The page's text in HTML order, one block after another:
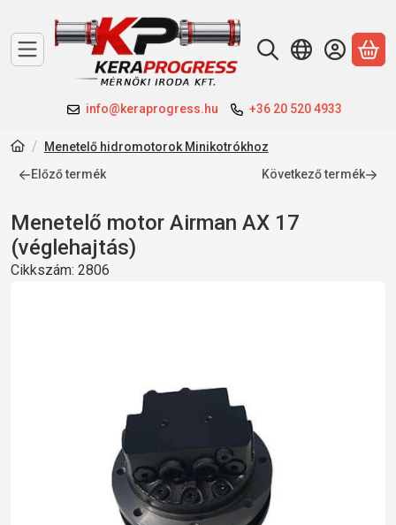
info@keraprogress.hu +36 20 520 4933
A
Menetelő hidromotorok Minikotrókhoz
Előző termék
Következő termék
Menetelő motor Airman AX 17
(véglehajtás)
Cikkszám: 2806